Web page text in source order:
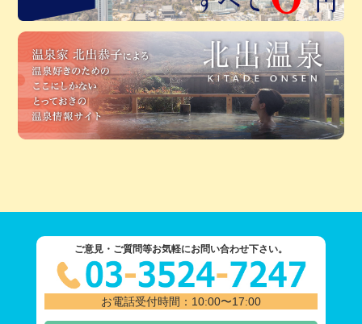
ご意見・ご質問等お気軽にお問い合わせ下さい。
お電話受付時間：10:00〜17:00